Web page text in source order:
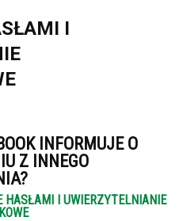
I
INFORMUJE O
Z INNEGO
HASŁAMI I UWIERZYTELNIANIE